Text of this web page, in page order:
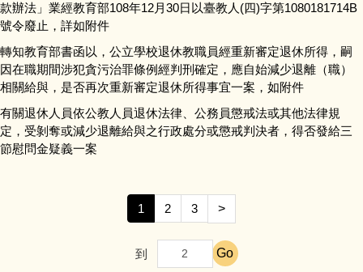
款辦法」業經教育部108年12月30日以臺教人(四)字第1080181714B
號令廢止，詳如附件
轉知教育部書函以，公立學校退休教職員經重新審定退休所得，嗣
因在職期間涉犯貪污治罪條例經判刑確定，應自始減少退離（職）
相關給與，是否再次重新審定退休所得事宜一案，如附件
有關退休人員依公教人員退休法律、公務員懲戒法或其他法律規
定，受剝奪或減少退離給與之行政處分或懲戒判決者，得否發給三
節慰問金疑義一案
1 2 3 >
到 Go